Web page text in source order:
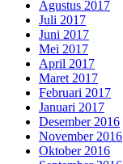
Agustus 2017
Juli 2017
Juni 2017
Mei 2017
April 2017
Maret 2017
Februari 2017
Januari 2017
Desember 2016
November 2016
Oktober 2016